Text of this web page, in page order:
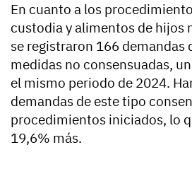
En cuanto a los
custodia y alimentos de hijos
se registraron 166 demandas
medidas no consensuadas,
el mismo periodo de 2024.
demandas de este tipo
procedimientos iniciados, lo
19,6% más.